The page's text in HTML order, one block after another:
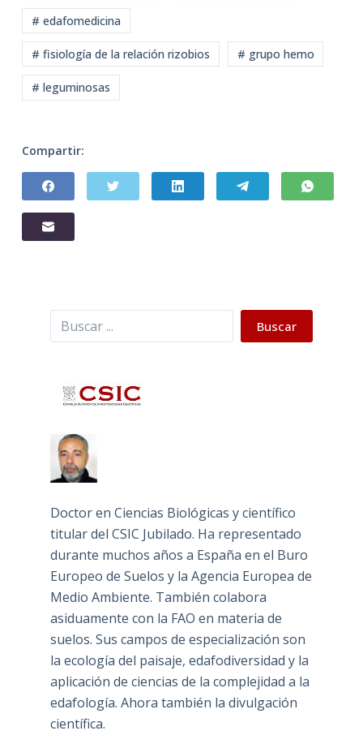
# edafomedicina
# fisiología de la relación rizobios # grupo hemo
# leguminosas
Compartir:
Buscar Buscar
Doctor en Ciencias Biológicas y científico
titular del CSIC Jubilado. Ha representado
durante muchos años a España en el Buro
Europeo de Suelos y la Agencia Europea de
Medio Ambiente. También colabora
asiduamente con la FAO en materia de
suelos. Sus campos de especialización son
la ecología del paisaje, edafodiversidad y la
aplicación de ciencias de la complejidad a la
edafología. Ahora también la divulgación
científica.